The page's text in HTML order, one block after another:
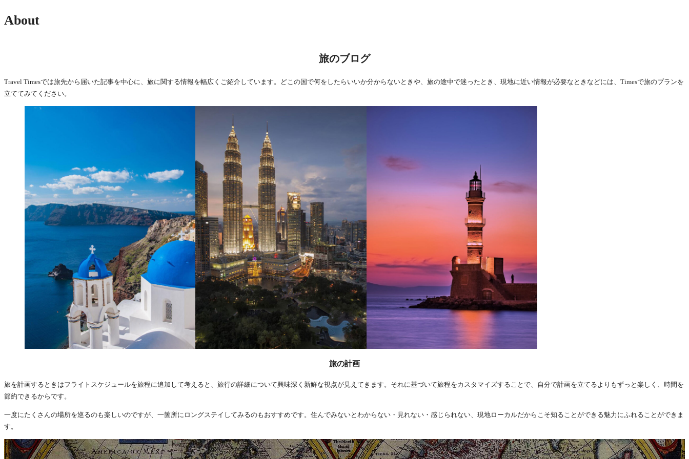
About
旅のブログ
Travel Timesでは旅先から届いた記事を中心に、旅に関する情報を幅広くご紹介しています。どこの国で何をしたらいいか分からないときや、旅の途中で迷ったとき、現地に近い情報が必要なときなどには、Timesで旅のプランを
立ててみてください。
旅の計画
旅を計画するときはフライトスケジュールを旅程に追加して考えると、旅行の詳細について興味深く新鮮な視点が見えてきます。それに基づいて旅程をカスタマイズすることで、自分で計画を立てるよりもずっと楽しく、時間を
節約できるからです。
一度にたくさんの場所を巡るのも楽しいのですが、一箇所にロングステイしてみるのもおすすめです。住んでみないとわからない・見れない・感じられない、現地ローカルだからこそ知ることができる魅力にふれることができま
す。